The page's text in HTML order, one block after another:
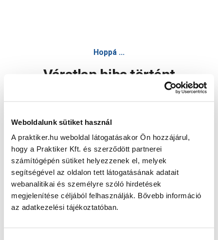
Weboldalunk sütiket használ
A praktiker.hu weboldal látogatásakor Ön hozzájárul,
hogy a Praktiker Kft. és szerződött partnerei
számítógépén sütiket helyezzenek el, melyek
segítségével az oldalon tett látogatásának adatait
webanalitikai és személyre szóló hirdetések
megjelenítése céljából felhasználják. Bővebb információ
az adatkezelési tájékoztatóban.
Hoppá ...
Váratlan hiba történt
Oldal újratöltése